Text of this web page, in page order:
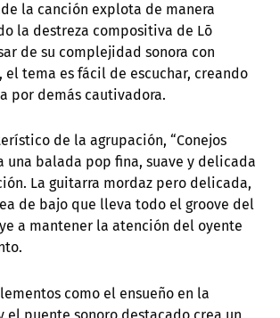
la canción explota de manera
la destreza compositiva de Lō
de su complejidad sonora con
el tema es fácil de escuchar, creando
por demás cautivadora.
de la agrupación, “Conejos
una balada pop fina, suave y delicada
La guitarra mordaz pero delicada,
de bajo que lleva todo el groove del
a mantener la atención del oyente
como el ensueño en la
el puente sonoro destacado crea un